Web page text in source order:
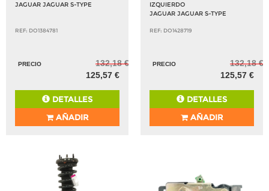
JAGUAR JAGUAR S-TYPE
REF: DO1384781
PRECIO
132,18 €
125,57 €
DETALLES
AÑADIR
IZQUIERDO
JAGUAR JAGUAR S-TYPE
REF: DO1428719
PRECIO
132,18 €
125,57 €
DETALLES
AÑADIR